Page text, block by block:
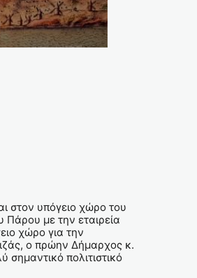
στον υπόγειο χώρο του
με την εταιρεία
χώρο για την
ο πρώην Δήμαρχος κ.
πολιτιστικό